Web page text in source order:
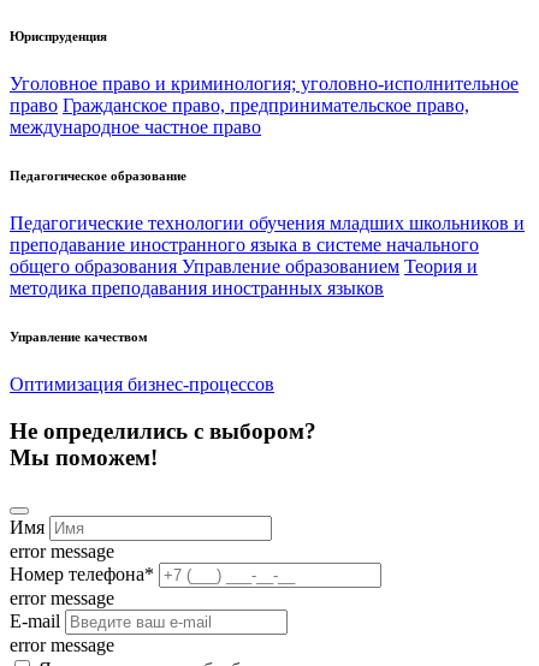
Юриспруденция
Уголовное право и криминология; уголовно-исполнительное
право Гражданское право, предпринимательское право,
международное частное право
Педагогическое образование
Педагогические технологии обучения младших школьников и
преподавание иностранного языка в системе начального
общего образования Управление образованием Теория и
методика преподавания иностранных языков
Управление качеством
Оптимизация бизнес-процессов
Не определились с выбором?
Мы поможем!
Имя
error message
Номер телефона*
error message
E-mail
error message